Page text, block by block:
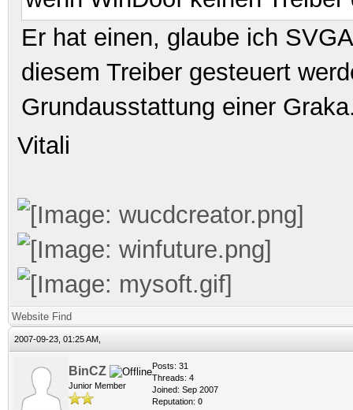
Er hat einen, glaube ich
diesem Treiber gesteuert
Grundausstattung einer
Vitali
Website Find
2007-09-23, 01:25 AM,
BinCZ
Junior Member
Posts: 31
Threads: 4
Joined: Sep 2007
Reputation: 0